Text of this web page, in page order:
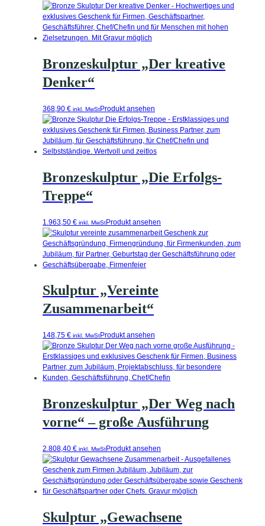
Bronzeskulptur „Der kreative
Denker“
368,90 € inkl. MwStProdukt ansehen
Bronzeskulptur „Die Erfolgs-
Treppe“
1.963,50 € inkl. MwStProdukt ansehen
Skulptur „Vereinte
Zusammenarbeit“
148,75 € inkl. MwStProdukt ansehen
Bronzeskulptur „Der Weg nach
vorne“ – große Ausführung
2.808,40 € inkl. MwStProdukt ansehen
Skulptur „Gewachsene